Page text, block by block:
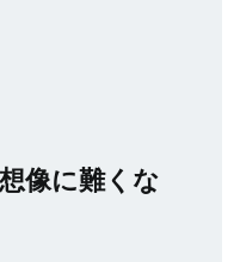
像に難くな